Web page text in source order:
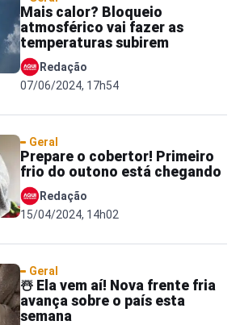
Mais calor? Bloqueio
atmosférico vai fazer as
temperaturas subirem
Redação
07/06/2024, 17h54
Geral
Prepare o cobertor! Primeiro
frio do outono está chegando
Redação
15/04/2024, 14h02
Geral
☃️ Ela vem aí! Nova frente fria
avança sobre o país esta
semana